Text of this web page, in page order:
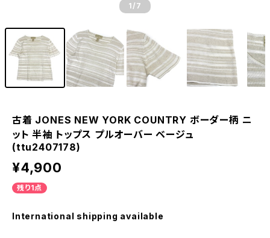
1 /7
古着 JONES NEW YORK COUNTRY ボーダー柄 ニ
ット 半袖 トップス プルオーバー ベージュ
(ttu2407178)
¥4,900
残り1点
International shipping available